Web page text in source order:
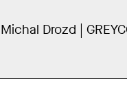
Michal Drozd |